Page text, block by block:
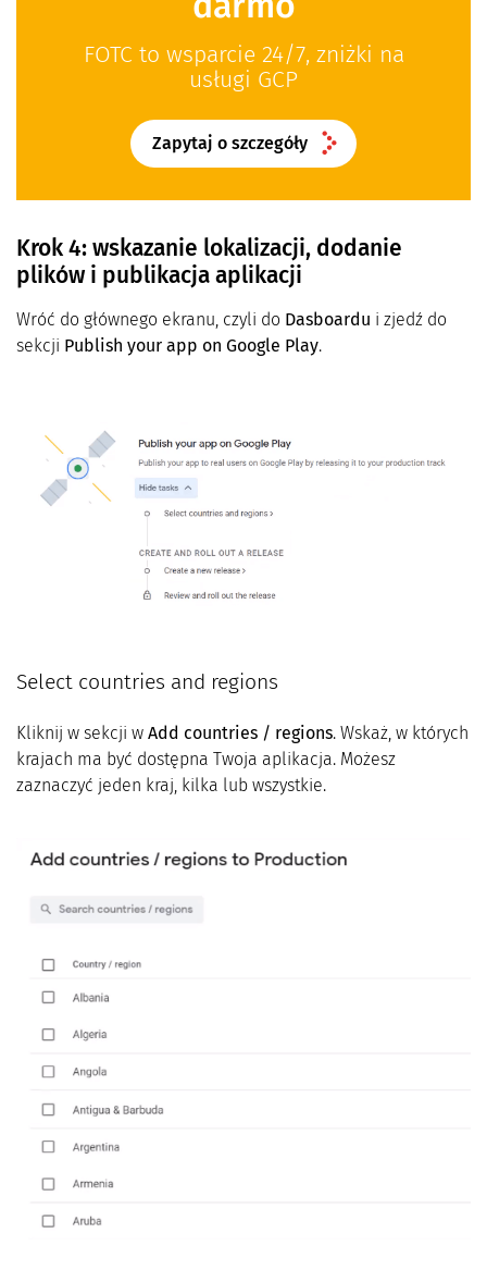
FOTC to wsparcie 24/7, zniżki na
usługi GCP
Zapytaj o szczegóły
Krok 4: wskazanie lokalizacji, dodanie
plików i publikacja aplikacji
Wróć do głównego ekranu, czyli do Dasboardu i zjedź do
sekcji Publish your app on Google Play.
Select countries and regions
Kliknij w sekcji w Add countries / regions. Wskaż, w których
krajach ma być dostępna Twoja aplikacja. Możesz
zaznaczyć jeden kraj, kilka lub wszystkie.